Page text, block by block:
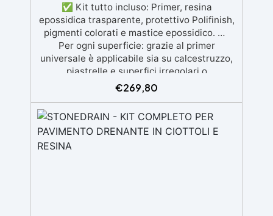
✅ Kit tutto incluso: Primer, resina
epossidica trasparente, protettivo Polifinish,
pigmenti colorati e mastice epossidico. ✅
Per ogni superficie: grazie al primer
universale è applicabile sia su calcestruzzo,
piastrelle e superfici irregolari o
danneggiate. ✅ Facile da applicare: Video
Guida completa inclusa, 3 semplici passaggi,
finitura protettiva antigraffio. ✅ Risultati
professionali: Sistema autolivellante,
resistente ai raggi UV, duraturo e con finitura
€269,80